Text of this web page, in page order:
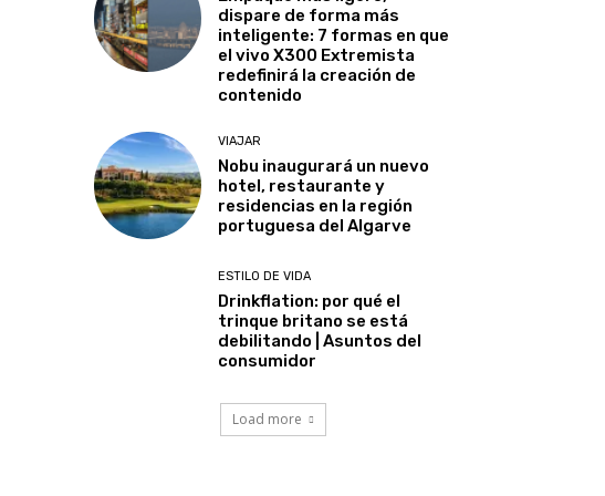
dispare de forma más
inteligente: 7 formas en que
el vivo X300 Extremista
redefinirá la creación de
contenido
VIAJAR
Nobu inaugurará un nuevo
hotel, restaurante y
residencias en la región
portuguesa del Algarve
ESTILO DE VIDA
Drinkflation: por qué el
trinque britano se está
debilitando | Asuntos del
consumidor
Load more